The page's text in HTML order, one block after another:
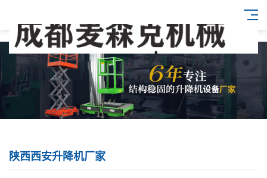
陕西西安升降机厂家